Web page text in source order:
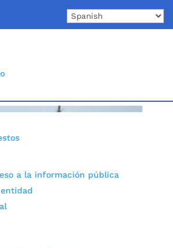
a la información pública
Bucaramanga